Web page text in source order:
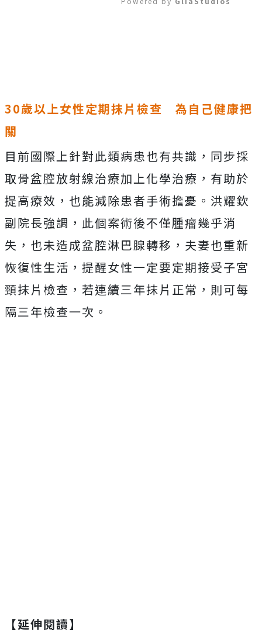
30歲以上女性定期抹片檢查 為自己健康把
關
目前國際上針對此類病患也有共識，同步採
取骨盆腔放射線治療加上化學治療，有助於
提高療效，也能減除患者手術擔憂。洪耀欽
副院長強調，此個案術後不僅腫瘤幾乎消
失，也未造成盆腔淋巴腺轉移，夫妻也重新
恢復性生活，提醒女性一定要定期接受子宮
頸抹片檢查，若連續三年抹片正常，則可每
隔三年檢查一次。
【延伸閱讀】